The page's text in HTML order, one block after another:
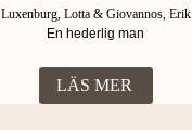
Luxenburg, Lotta & Giovannos, Erik
En hederlig man
LÄS MER